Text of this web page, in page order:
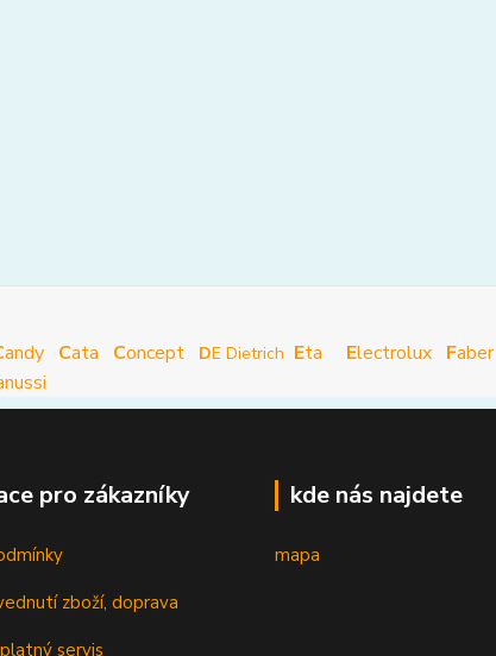
andy Cata Concept DE Dietrich Eta Electrolux Faber
pro zákazníky
zboží, doprava
servis
kde nás najdete
mapa